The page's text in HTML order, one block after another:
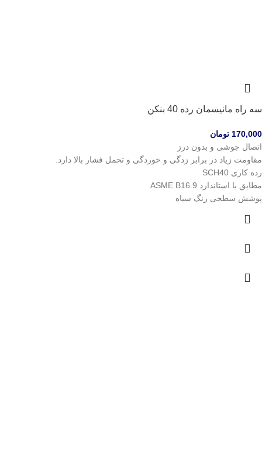
سه راه مانیسمان رده 40 بنکن
170,000 تومان
اتصال جوشی و بدون درز
مقاومت زیاد در برابر زدگی و خوردگی و تحمل فشار بالا دارد.
رده کاری SCH40
مطابق با استاندارد ASME B16.9
پوشش سطحی رنگ سیاه